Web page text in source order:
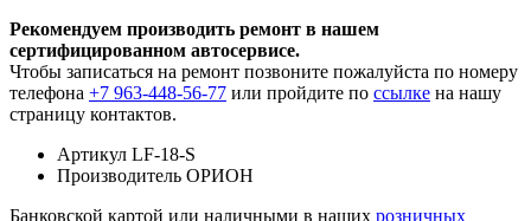
Рекомендуем производить ремонт в нашем
сертифицированном автосервисе.
Чтобы записаться на ремонт позвоните пожалуйста по номеру
телефона +7 963-448-56-77 или пройдите по ссылке на нашу
страницу контактов.
Артикул LF-18-S
Производитель ОРИОН
Банковской картой или наличными в наших розничных